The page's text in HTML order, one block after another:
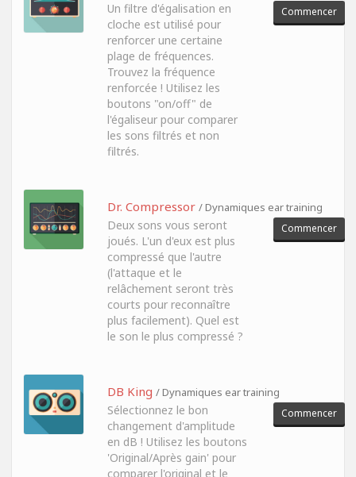
Un filtre d'égalisation en
cloche est utilisé pour
renforcer une certaine
plage de fréquences.
Trouvez la fréquence
renforcée ! Utilisez les
boutons "on/off" de
l'égaliseur pour comparer
les sons filtrés et non
filtrés.
Commencer
Dr. Compressor / Dynamiques ear training
Deux sons vous seront
joués. L'un d'eux est plus
compressé que l'autre
(l'attaque et le
relâchement seront très
courts pour reconnaître
plus facilement). Quel est
le son le plus compressé ?
Commencer
DB King / Dynamiques ear training
Sélectionnez le bon
changement d'amplitude
en dB ! Utilisez les boutons
'Original/Après gain' pour
comparer l'original et le
Commencer